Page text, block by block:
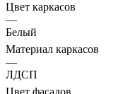
Цвет каркасов
—
Белый
Материал каркасов
—
ЛДСП
Цвет фасадов